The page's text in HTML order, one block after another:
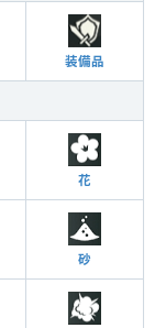
装備品
花
砂